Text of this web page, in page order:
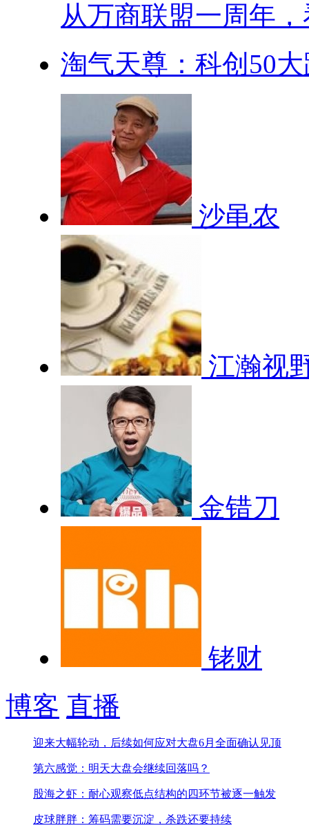
从万商联盟一周年，
淘气天尊：科创50
沙黾农
江瀚视
金错刀
铑财
博客 直播
迎来大幅轮动，后续如何应对大盘6月全面确认见顶
第六感觉：明天大盘会继续回落吗？
股海之虾：耐心观察低点结构的四环节被逐一触发
皮球胖胖：筹码需要沉淀，杀跌还要持续